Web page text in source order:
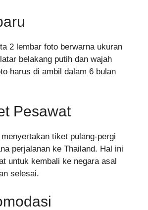
2 lembar foto berwarna ukuran
belakang putih dan wajah
harus di ambil dalam 6 bulan
Pesawat
tiket pulang-pergi
perjalanan ke Thailand. Hal ini
untuk kembali ke negara asal
selesai.